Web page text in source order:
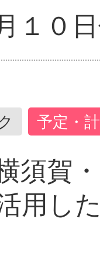
１０
予定・
須賀
用し